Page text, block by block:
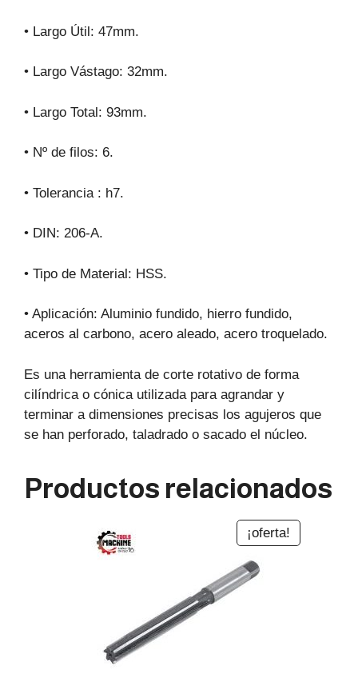
• Largo Útil: 47mm.
• Largo Vástago: 32mm.
• Largo Total: 93mm.
• Nº de filos: 6.
• Tolerancia : h7.
• DIN: 206-A.
• Tipo de Material: HSS.
• Aplicación: Aluminio fundido, hierro fundido,
aceros al carbono, acero aleado, acero troquelado.
Es una herramienta de corte rotativo de forma
cilíndrica o cónica utilizada para agrandar y
terminar a dimensiones precisas los agujeros que
se han perforado, taladrado o sacado el núcleo.
Productos relacionados
¡oferta!